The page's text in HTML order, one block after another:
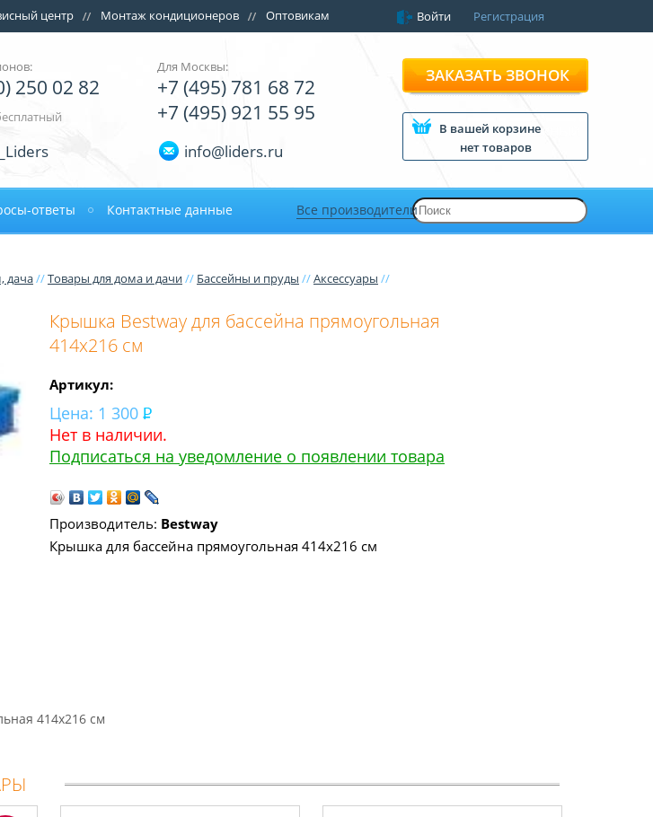
центр Монтаж кондиционеров Оптовикам Войти Регистрация
250 02 82
Для Москвы:
+7 (495) 781 68 72
+7 (495) 921 55 95
info@liders.ru
ЗАКАЗАТЬ ЗВОНОК
В вашей корзине
нет товаров
ответы Контактные данные Все производители
дача//Товары для дома и дачи// Бассейны и пруды //Аксессуары //
Крышка Bestway для бассейна прямоугольная
414х216 см
Артикул:
Цена: 1 300
Нет в наличии.
Подписаться на уведомление о появлении товара
Производитель: Bestway
Крышка для бассейна прямоугольная 414х216 см
414х216 см